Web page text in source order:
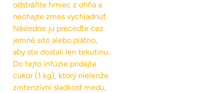
odstráňte hrniec z ohňa a
nechajte zmes vychladnúť.
Následne ju preceďte cez
jemné sito alebo plátno,
aby ste dostali len tekutinu.
Do tejto infúzie pridajte
cukor (1 kg), ktorý nielenže
zintenzívni sladkosť medu,